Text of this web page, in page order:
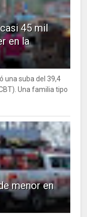
45 mil
en la
una suba del 39,4
Una familia tipo
menor en